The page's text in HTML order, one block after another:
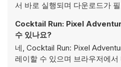
서 바로 실행되며 다운로드가
Cocktail Run: Pixel
수 있나요?
네, Cocktail Run: Pixel
레이할 수 있으며 브라우저에서